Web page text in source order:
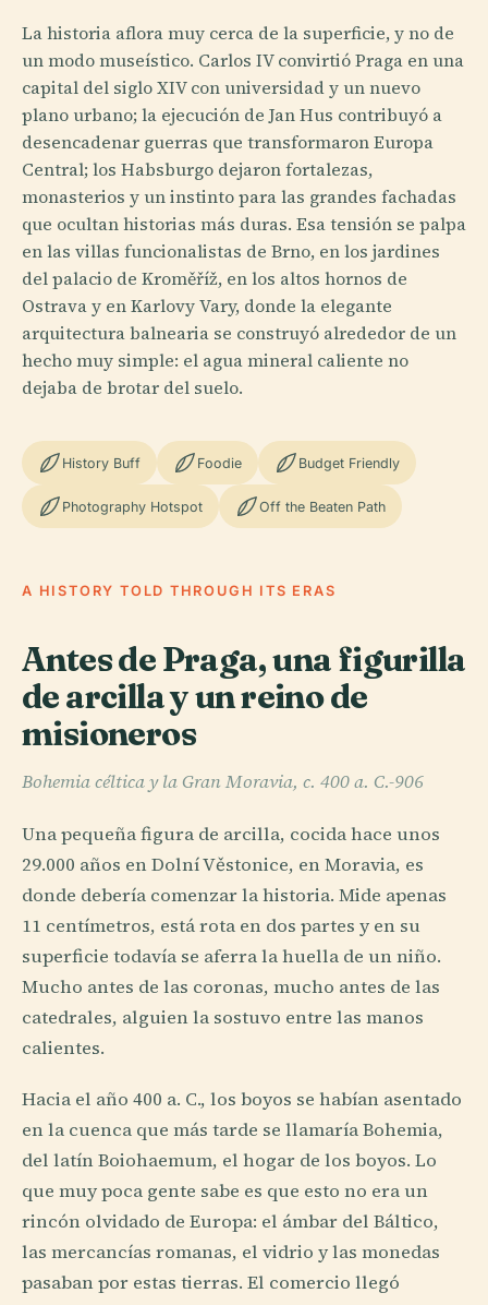
La historia aflora muy cerca de la superficie, y no de
un modo museístico. Carlos IV convirtió Praga en una
capital del siglo XIV con universidad y un nuevo
plano urbano; la ejecución de Jan Hus contribuyó a
desencadenar guerras que transformaron Europa
Central; los Habsburgo dejaron fortalezas,
monasterios y un instinto para las grandes fachadas
que ocultan historias más duras. Esa tensión se palpa
en las villas funcionalistas de Brno, en los jardines
del palacio de Kroměříž, en los altos hornos de
Ostrava y en Karlovy Vary, donde la elegante
arquitectura balnearia se construyó alrededor de un
hecho muy simple: el agua mineral caliente no
dejaba de brotar del suelo.
History Buff Foodie Budget Friendly
Photography Hotspot Off the Beaten Path
A HISTORY TOLD THROUGH ITS ERAS
Antes de Praga, una figurilla
de arcilla y un reino de
misioneros
Bohemia céltica y la Gran Moravia, c. 400 a. C.-906
Una pequeña figura de arcilla, cocida hace unos
29.000 años en Dolní Věstonice, en Moravia, es
donde debería comenzar la historia. Mide apenas
11 centímetros, está rota en dos partes y en su
superficie todavía se aferra la huella de un niño.
Mucho antes de las coronas, mucho antes de las
catedrales, alguien la sostuvo entre las manos
calientes.
Hacia el año 400 a. C., los boyos se habían asentado
en la cuenca que más tarde se llamaría Bohemia,
del latín Boiohaemum, el hogar de los boyos. Lo
que muy poca gente sabe es que esto no era un
rincón olvidado de Europa: el ámbar del Báltico,
las mercancías romanas, el vidrio y las monedas
pasaban por estas tierras. El comercio llegó